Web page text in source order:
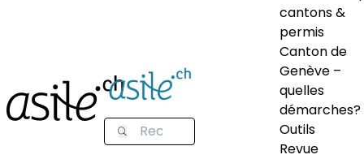
cantons &
permis
Canton de
Genève –
quelles
démarches?
Outils
Revue